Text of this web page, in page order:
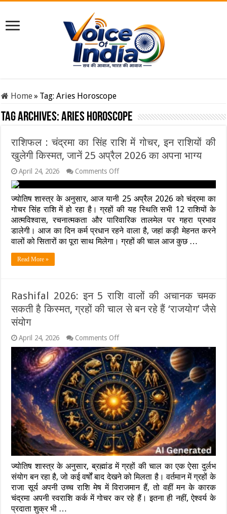
Home» Tag:Aries Horoscope
Tag Archives:Aries Horoscope
राशिफल : चंद्रमा का सिंह राशि में गोचर, इन राशियों की
खुलेगी किस्मत, जानें 25 अप्रैल 2026 का अपना भाग्य
April 24, 2026 Comments Offon
राशिफल
:
चंद्रमा
का
सिंह
राशि
में
गोचर,
इन
जानें
25
अप्रैल
ज्योतिष शास्त्र के अनुसार, आज यानी 25 अप्रैल 2026 को चंद्रमा का
गोचर सिंह राशि में हो रहा है। ग्रहों की यह स्थिति सभी 12 राशियों के
आत्मविश्वास, रचनात्मकता और पारिवारिक तालमेल पर गहरा प्रभाव
डालेगी। आज का दिन कर्म प्रधान रहने वाला है, जहां कड़ी मेहनत करने
वालों को सितारों का पूरा साथ मिलेगा। ग्रहों की चाल आज कुछ …
Read More »
Rashifal 2026: इन 5 राशि वालों की अचानक चमक
सकती है किस्मत, ग्रहों की चाल से बन रहे हैं ‘राजयोग’ जैसे
संयोग
April 24, 2026 Comments Offon
Rashifal
2026:
इन
5
राशि
वालों
की
अचानक
चमक
सकती
है
किस्मत,
ग्रहों
की
चाल
से
बन
रहे
हैं
ज्योतिष शास्त्र के अनुसार, ब्रह्मांड में ग्रहों की चाल का एक ऐसा दुर्लभ
संयोग बन रहा है, जो कई वर्षों बाद देखने को मिलता है। वर्तमान में ग्रहों के
राजा सूर्य अपनी उच्च राशि मेष में विराजमान हैं, तो वहीं मन के कारक
चंद्रमा अपनी स्वराशि कर्क में गोचर कर रहे हैं। इतना ही नहीं, ऐश्वर्य के
प्रदाता शुक्र भी …